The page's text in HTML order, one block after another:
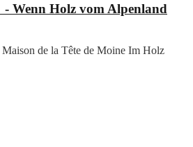
- Wenn Holz vom Alpenland
de la Tête de Moine Im Holz